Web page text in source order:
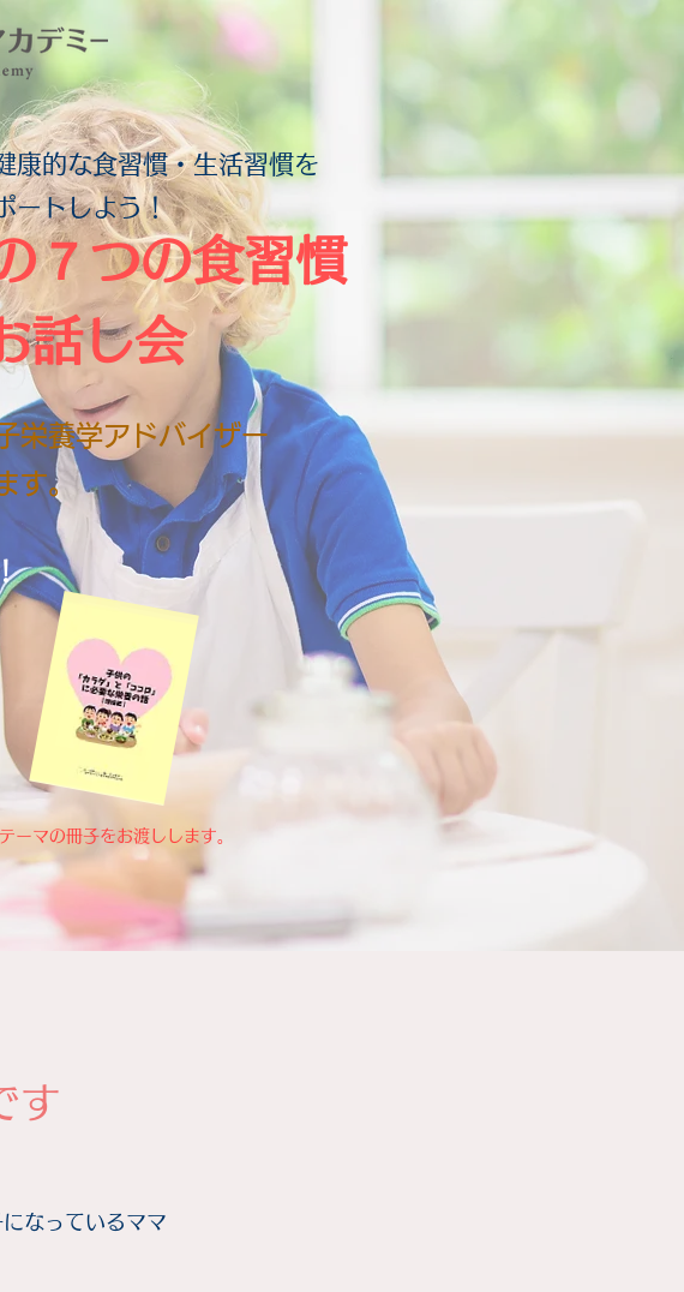
康的な食習慣・生活習慣を
ートしよう！
７つの食習慣
話し会
栄養学アドバイザー
す。
ーマの冊子をお渡しします。
す
なっているママ